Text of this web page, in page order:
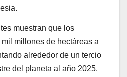
muestran que los
millones de hectáreas a
alrededor de un tercio
del planeta al año 2025.